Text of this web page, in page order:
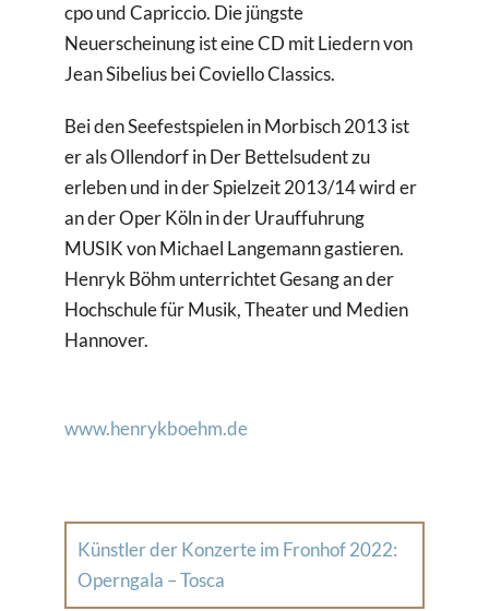
cpo und Capriccio. Die jüngste
Neuerscheinung ist eine CD mit Liedern von
Jean Sibelius bei Coviello Classics.
Bei den Seefestspielen in Morbisch 2013 ist
er als Ollendorf in Der Bettelsudent zu
erleben und in der Spielzeit 2013/14 wird er
an der Oper Köln in der Urauffuhrung
MUSIK von Michael Langemann gastieren.
Henryk Böhm unterrichtet Gesang an der
Hochschule für Musik, Theater und Medien
Hannover.
www.henrykboehm.de
Künstler der Konzerte im Fronhof 2022:
Operngala – Tosca